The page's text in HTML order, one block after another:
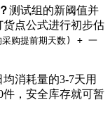
测试组的新阈值并
点公式进行初步估
购提前期天数) + 一
消耗量的3-7天用
，安全库存就可暂